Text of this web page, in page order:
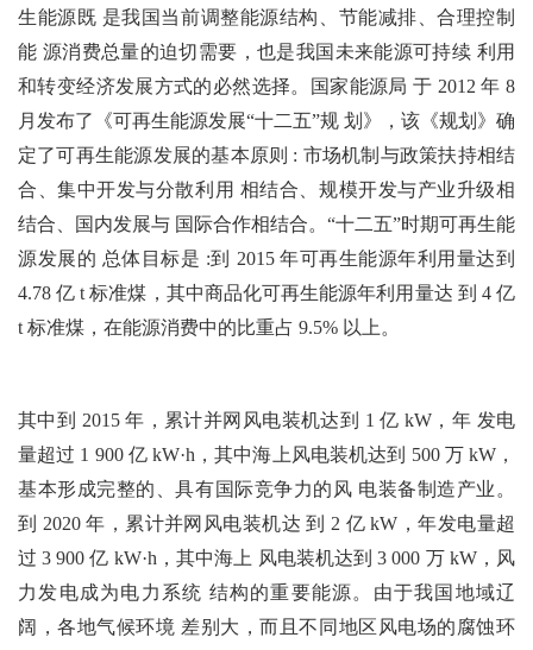
生能源既 是我国当前调整能源结构、节能减排、合理控制
能 源消费总量的迫切需要，也是我国未来能源可持续 利用
和转变经济发展方式的必然选择。国家能源局 于 2012 年 8
月发布了《可再生能源发展“十二五”规 划》，该《规划》确
定了可再生能源发展的基本原则 : 市场机制与政策扶持相结
合、集中开发与分散利用 相结合、规模开发与产业升级相
结合、国内发展与 国际合作相结合。“十二五”时期可再生能
源发展的 总体目标是 :到 2015 年可再生能源年利用量达到
4.78 亿 t 标准煤，其中商品化可再生能源年利用量达 到 4 亿
t 标准煤，在能源消费中的比重占 9.5% 以上。
其中到 2015 年，累计并网风电装机达到 1 亿 kW，年 发电
量超过 1 900 亿 kW·h，其中海上风电装机达到 500 万 kW，
基本形成完整的、具有国际竞争力的风 电装备制造产业。
到 2020 年，累计并网风电装机达 到 2 亿 kW，年发电量超
过 3 900 亿 kW·h，其中海上 风电装机达到 3 000 万 kW，风
力发电成为电力系统 结构的重要能源。由于我国地域辽
阔，各地气候环境 差别大，而且不同地区风电场的腐蚀环